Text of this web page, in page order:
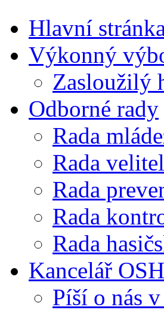
Hlavní
Výkonný
Zasloužilý
Odborné rady
Rada
Rada
Rada
Rada
Rada
Kancelář OSH
Píší o nás